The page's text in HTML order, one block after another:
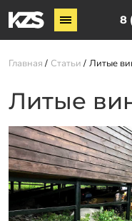
8
Винтовые сваи
ЖБ сваи
Обвязка свай
Комплектующие
Услуги
О компании
Акции
Новости
Главная Статьи Литые
Литые